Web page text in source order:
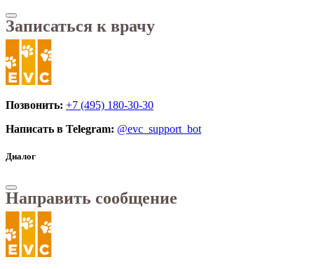
Записаться к врачу
Позвонить: +7 (495) 180-30-30
Написать в Telegram: @evc_support_bot
Диалог
Направить сообщение